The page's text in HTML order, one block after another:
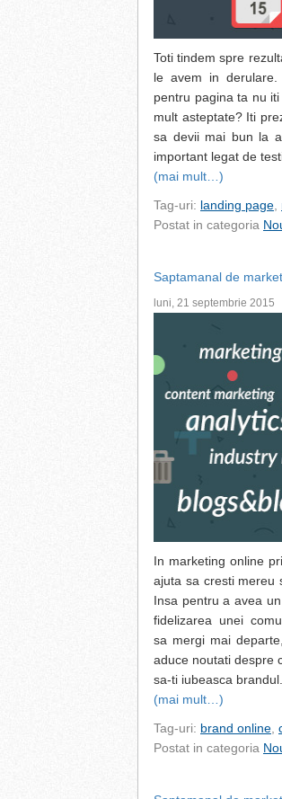
Toti tindem spre
le avem in
pentru pagina ta nu
mult asteptate? Iti
sa devii mai bun la
important legat de
(mai mult…)
Tag-uri: landing page
Postat in categoria
Saptamanal de
luni, 21 septembrie 2015
In marketing online
ajuta sa cresti mereu
Insa pentru a avea
fidelizarea unei
sa mergi mai
aduce noutati despre
sa-ti iubeasca brandul.
(mai mult…)
Tag-uri: brand online
Postat in categoria